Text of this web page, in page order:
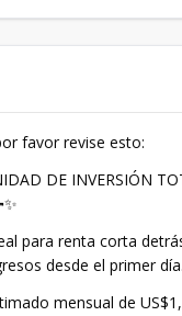
favor revise esto:
DE INVERSIÓN
para renta corta
desde el primer
mensual de